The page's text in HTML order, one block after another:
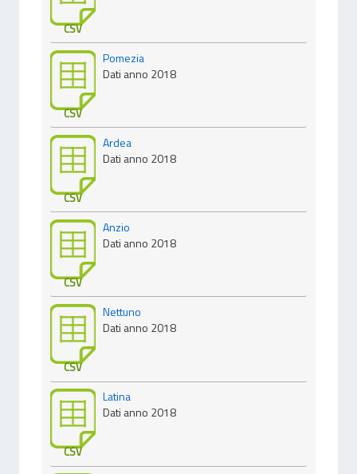
CSV
CSV
Pomezia
Dati anno 2018
CSV
Ardea
Dati anno 2018
CSV
Anzio
Dati anno 2018
CSV
Nettuno
Dati anno 2018
CSV
Latina
Dati anno 2018